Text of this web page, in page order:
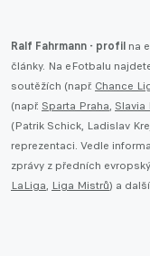
Ralf Fahrmann - profil na
články. Na eFotbalu
soutěžích (např. Chance
(např. Sparta Praha, Slavia
(Patrik Schick, Ladislav
reprezentaci. Vedle
zprávy z předních
LaLiga, Liga Mistrů) a